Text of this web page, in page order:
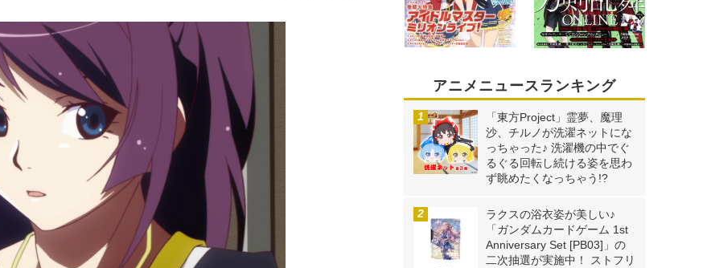
アニメニュースランキング
「東方Project」霊夢、魔理
沙、チルノが洗濯ネットにな
っちゃった♪ 洗濯機の中でぐ
るぐる回転し続ける姿を思わ
ず眺めたくなっちゃう!?
ラクスの浴衣姿が美しい♪
「ガンダムカードゲーム 1st
Anniversary Set [PB03]」の
二次抽選が実施中！ ストフリ